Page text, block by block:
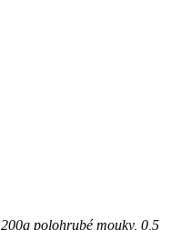
200g polohrubé mouky, 0,5